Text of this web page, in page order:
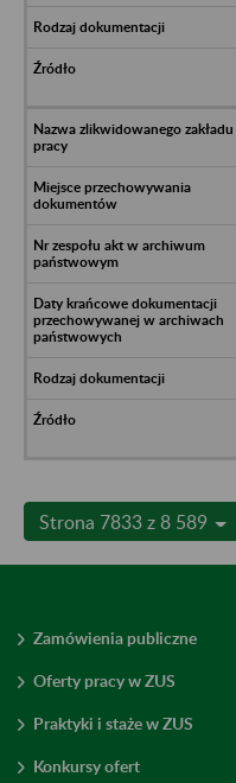
Strona 7833 z 8 589
Zamówienia publiczne
Oferty pracy w ZUS
Praktyki i staże w ZUS
Konkursy ofert